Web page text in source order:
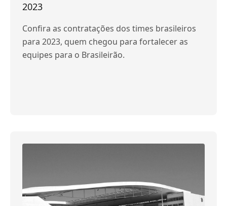
2023
Confira as contratações dos times brasileiros
para 2023, quem chegou para fortalecer as
equipes para o Brasileirão.